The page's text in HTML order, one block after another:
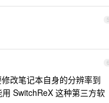
5
6
改笔记本自身的分辨率到
SwitchReX 这种第三方软